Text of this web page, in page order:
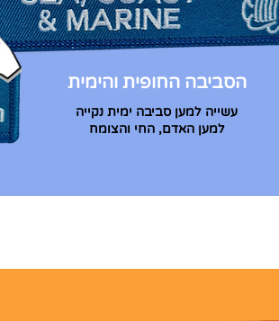
הסביבה החופית והימית
עשייה למען סביבה ימית נקייה
למען האדם, החי והצומח